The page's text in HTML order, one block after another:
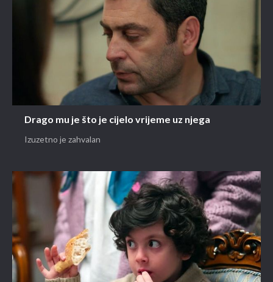
Drago mu je što je cijelo vrijeme uz njega
Izuzetno je zahvalan